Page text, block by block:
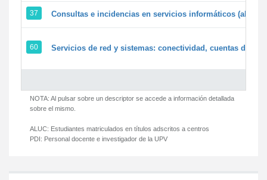
37 Consultas e incidencias en servicios informáticos
60 Servicios de red y sistemas: conectividad, cuentas de
NOTA: Al pulsar sobre un descriptor se accede a información detallada
sobre el mismo.
ALUC: Estudiantes matriculados en títulos adscritos a centros
PDI: Personal docente e investigador de la UPV